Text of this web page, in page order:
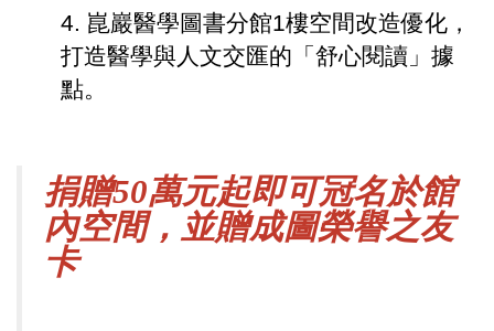
4. 崑巖醫學圖書分館1樓空間改造優化，
打造醫學與人文交匯的「舒心閱讀」據
點。
捐贈50萬元起即可冠名於館
內空間，並贈成圖榮譽之友
卡